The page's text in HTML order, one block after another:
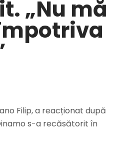
„Nu mă
Filip, a reacționat după
s-a recăsătorit în